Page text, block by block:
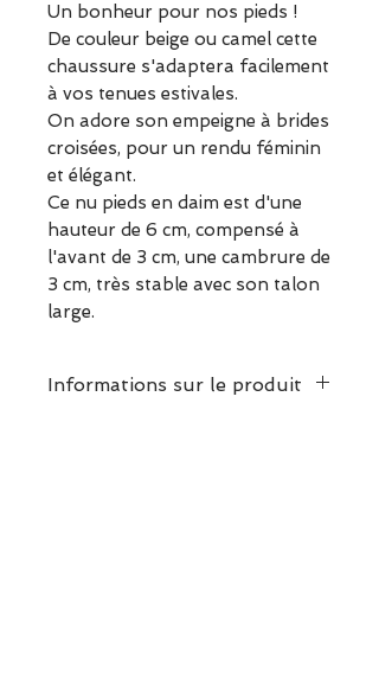
Un bonheur pour nos pieds !
De couleur beige ou camel cette
chaussure s'adaptera facilement
à vos tenues estivales.
On adore son empeigne à brides
croisées, pour un rendu féminin
et élégant.
Ce nu pieds en daim est d'une
hauteur de 6 cm, compensé à
l'avant de 3 cm, une cambrure de
3 cm, très stable avec son talon
large.
Informations sur le produit